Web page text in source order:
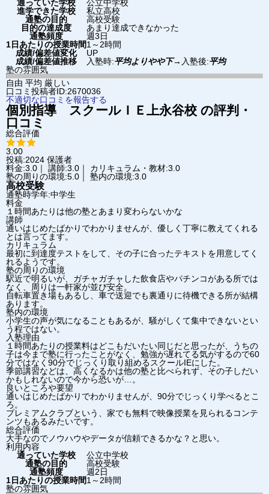
通っていた学校
公立中学校
進学できた学校
私立高校
通塾の目的
高校受験
目的の達成度
あまり達成できなかった
通塾頻度
週3日
1日あたりの授業時間1～2時間
成績/偏差値変化
UP
成績/偏差値推移
入塾時:平均よりやや下→ 入塾後:平均
塾の雰囲気
自由 平均 厳しい
口コミ投稿者ID:2670036
不適切な口コミを報告する
個別指導 スクールＩＥ 上永谷校 の評判・
口コミ
総合評価
3.00
投稿:2024 保護者
料金:3.0｜ 講師:3.0｜ カリキュラム・教材:3.0
塾の周りの環境:5.0｜ 塾内の環境:3.0
高校受験
通塾時学年:中学生
料金
１時間あたりは他の塾とあまり変わらないかな
講師
通いはじめたばかりでわかりませんが、優しく丁寧に教えてくれる
とは言ってます。
カリキュラム
最初に到達度テストをして、その子に合ったテキストを用意してく
れるようです。
塾の周りの環境
駅近で明るいが、ガチャガチャした飲食店やパチンコがある所では
なく、周りは一軒家が並び安全。
自転車置き場もあるし、車で送迎でも裏通りに待機できる所が結構
あります。
塾内の環境
小学生の声が気になることもあるが、騒がしくて集中できないとい
う程ではない。
入塾理由
１時間あたりの授業料はどこもだいたい同じだと思ったが、うちの
子は今まで塾に行ったことがなく、勉強が遅れてる気がするので60
分ではなく90分でじっくり取り組めるスクールIEにした。
季節講習などは、高くなるかは他の塾と比べられず、その子しだい
かもしれないので今から恐いが…。
良いところや要望
通いはじめたばかりでわかりませんが、90分でじっくり学べるとこ
ろ。
プレミアムクラブという、家でも無料で映像授業を見られるコンテ
ンツもあるみたいです。
総合評価
大手なのでノウハウやデータが信頼できるかな？と思い。
利用内容
通っていた学校
公立中学校
通塾の目的
高校受験
通塾頻度
週2日
1日あたりの授業時間1～2時間
塾の雰囲気